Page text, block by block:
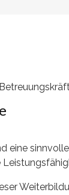
eine